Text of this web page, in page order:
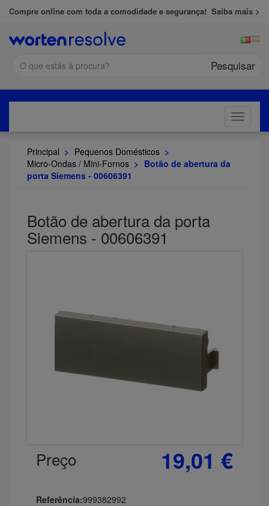
Compre online com toda a comodidade e segurança! Saiba mais >
Pesquisar
Toggle
Principal > Pequenos Domésticos >
Micro-Ondas / Mini-Fornos > Botão de abertura da
porta Siemens - 00606391
Botão de abertura da porta
Siemens - 00606391
Preço 19,01 €
Referência:999382992